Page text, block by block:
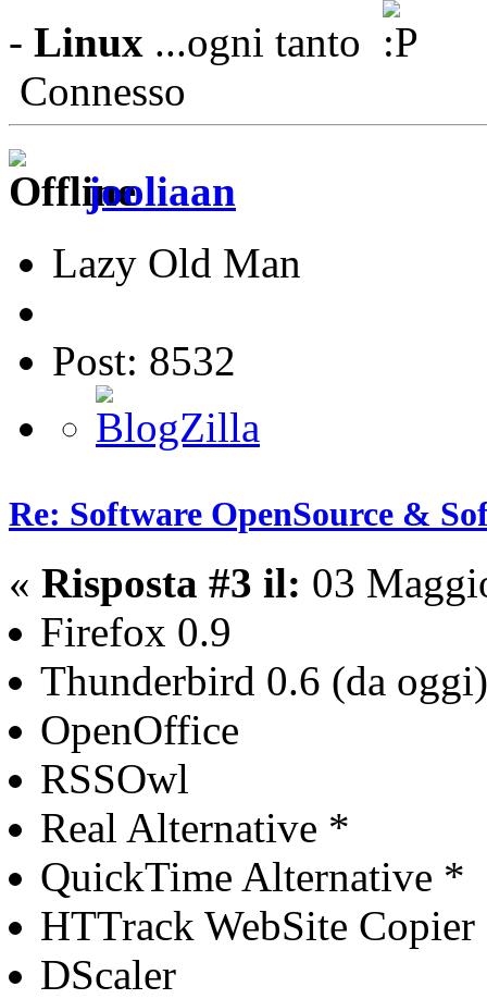
- Linux ...ogni tanto
Connesso
jooliaan
Lazy Old Man
Post: 8532
Re: Software OpenSource &
« Risposta #3 il: 03
Firefox 0.9
Thunderbird 0.6 (da oggi)
OpenOffice
RSSOwl
Real Alternative *
QuickTime Alternative *
HTTrack WebSite Copier
DScaler